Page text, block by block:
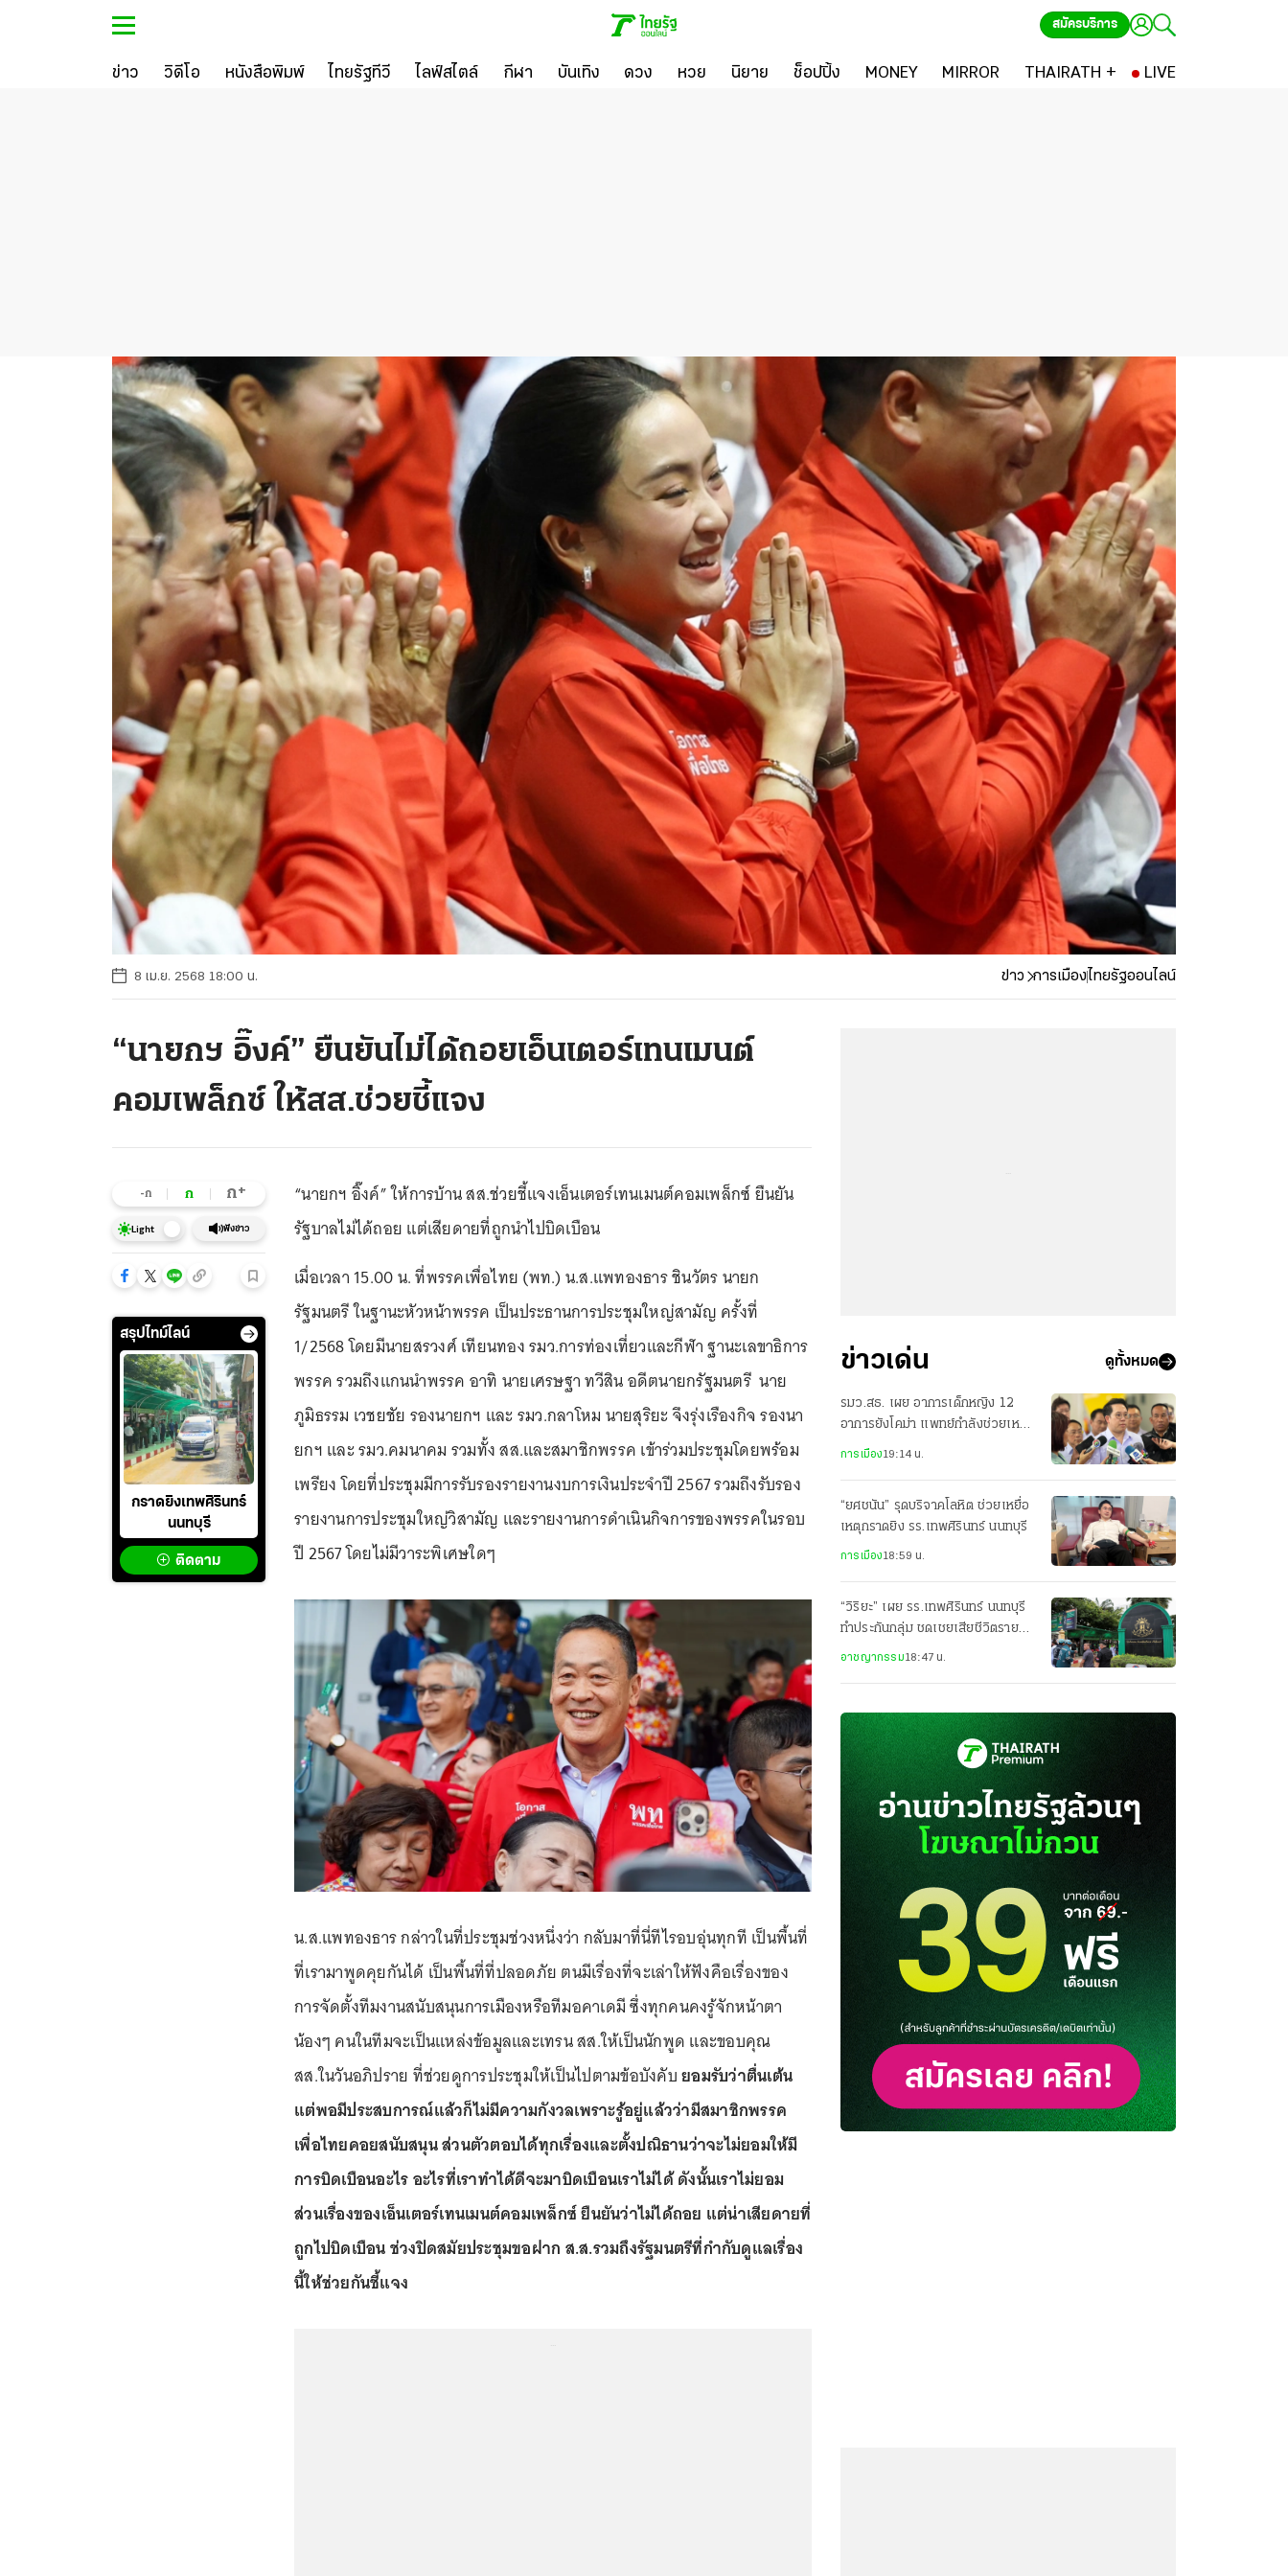
สมัครบริการ
ข่าว วิดีโอ หนังสือพิมพ์ ไทยรัฐทีวี ไลฟ์สไตล์ กีฬา บันเทิง ดวง หวย นิยาย ช็อปปิ้ง MONEY MIRROR THAIRATH + LIVE
8 เม.ย. 2568 18:00 น. ข่าว การเมืองไทยรัฐออนไลน์
“นายกฯ อิ๊งค์” ยืนยันไม่ได้ถอยเอ็นเตอร์เทนเมนต์
คอมเพล็กซ์ ให้สส.ช่วยชี้แจง
-ก ก ก+
Light ฟังข่าว
สรุปไทม์ไลน์
กราดยิงเทพศิรินทร์
นนทบุรี
ติดตาม
“นายกฯ อิ๊งค์” ให้การบ้าน สส.ช่วยชี้แจงเอ็นเตอร์เทนเมนต์คอมเพล็กซ์ ยืนยัน
รัฐบาลไม่ได้ถอย แต่เสียดายที่ถูกนำไปบิดเบือน
เมื่อเวลา 15.00 น. ที่พรรคเพื่อไทย (พท.) น.ส.แพทองธาร ชินวัตร นายก
รัฐมนตรี ในฐานะหัวหน้าพรรค เป็นประธานการประชุมใหญ่สามัญ ครั้งที่
1/2568 โดยมีนายสรวงศ์ เทียนทอง รมว.การท่องเที่ยวและกีฬา ฐานะเลขาธิการ
พรรค รวมถึงแกนนำพรรค อาทิ นายเศรษฐา ทวีสิน อดีตนายกรัฐมนตรี นาย
ภูมิธรรม เวชยชัย รองนายกฯ และ รมว.กลาโหม นายสุริยะ จึงรุ่งเรืองกิจ รองนา
ยกฯ และ รมว.คมนาคม รวมทั้ง สส.และสมาชิกพรรค เข้าร่วมประชุมโดยพร้อม
เพรียง โดยที่ประชุมมีการรับรองรายงานงบการเงินประจำปี 2567 รวมถึงรับรอง
รายงานการประชุมใหญ่วิสามัญ และรายงานการดำเนินกิจการของพรรคในรอบ
ปี 2567 โดยไม่มีวาระพิเศษใดๆ
น.ส.แพทองธาร กล่าวในที่ประชุมช่วงหนึ่งว่า กลับมาที่นี่ทีไรอบอุ่นทุกที เป็นพื้นที่
ที่เรามาพูดคุยกันได้ เป็นพื้นที่ที่ปลอดภัย ตนมีเรื่องที่จะเล่าให้ฟังคือเรื่องของ
การจัดตั้งทีมงานสนับสนุนการเมืองหรือทีมอคาเดมี ซึ่งทุกคนคงรู้จักหน้าตา
น้องๆ คนในทีมจะเป็นแหล่งข้อมูลและเทรน สส.ให้เป็นนักพูด และขอบคุณ
สส.ในวันอภิปราย ที่ช่วยดูการประชุมให้เป็นไปตามข้อบังคับยอมรับว่าตื่นเต้น
แต่พอมีประสบการณ์แล้วก็ไม่มีความกังวลเพราะรู้อยู่แล้วว่ามีสมาชิกพรรค
เพื่อไทยคอยสนับสนุน ส่วนตัวตอบได้ทุกเรื่องและตั้งปณิธานว่าจะไม่ยอมให้มี
การบิดเบือนอะไร อะไรที่เราทำได้ดีจะมาบิดเบือนเราไม่ได้ ดังนั้นเราไม่ยอม
ส่วนเรื่องของเอ็นเตอร์เทนเมนต์คอมเพล็กซ์ ยืนยันว่าไม่ได้ถอย แต่น่าเสียดายที่
ถูกไปบิดเบือน ช่วงปิดสมัยประชุมขอฝาก ส.ส.รวมถึงรัฐมนตรีที่กำกับดูแลเรื่อง
นี้ให้ช่วยกันชี้แจง
ข่าวเด่น ดูทั้งหมด
รมว.สธ. เผย อาการเด็กหญิง 12
อาการยังโคม่า แพทย์กำลังช่วยเหลือ
เต็มที่
การเมือง19:14 น.
“ยศชนัน” รุดบริจาคโลหิต ช่วยเหยื่อ
เหตุกราดยิง รร.เทพศิรินทร์ นนทบุรี
การเมือง18:59 น.
“วิริยะ” เผย รร.เทพศิรินทร์ นนทบุรี
ทำประกันกลุ่ม ชดเชยเสียชีวิตรายละ
อาชญากรรม18:47 น.